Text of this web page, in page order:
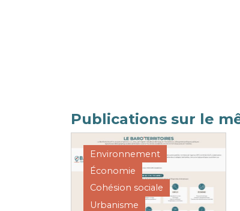
Publications sur le
Environnement
Économie
Cohésion sociale
Urbanisme